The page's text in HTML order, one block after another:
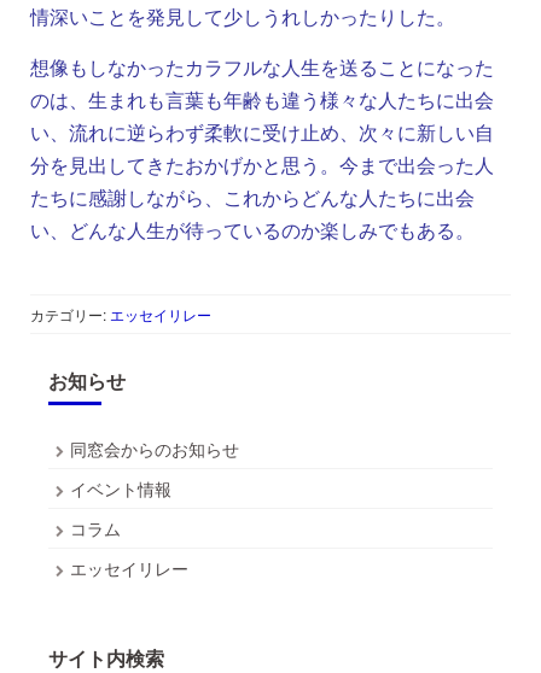
情深いことを発見して少しうれしかったりした。
想像もしなかったカラフルな人生を送ることになった
のは、生まれも言葉も年齢も違う様々な人たちに出会
い、流れに逆らわず柔軟に受け止め、次々に新しい自
分を見出してきたおかげかと思う。今まで出会った人
たちに感謝しながら、これからどんな人たちに出会
い、どんな人生が待っているのか楽しみでもある。
カテゴリー: エッセイリレー
お知らせ
同窓会からのお知らせ
イベント情報
コラム
エッセイリレー
サイト内検索